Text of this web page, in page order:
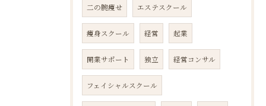
二の腕痩せ エステスクール
痩身スクール 経営 起業
開業サポート 独立 経営コンサル
フェイシャルスクール